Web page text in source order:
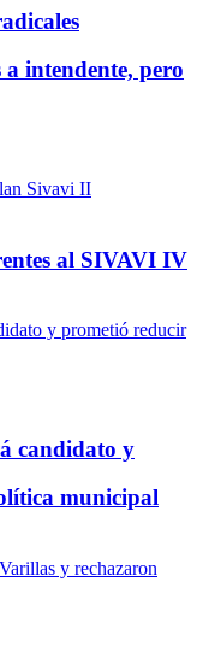
a intendente, pero
al SIVAVI IV
candidato y
municipal